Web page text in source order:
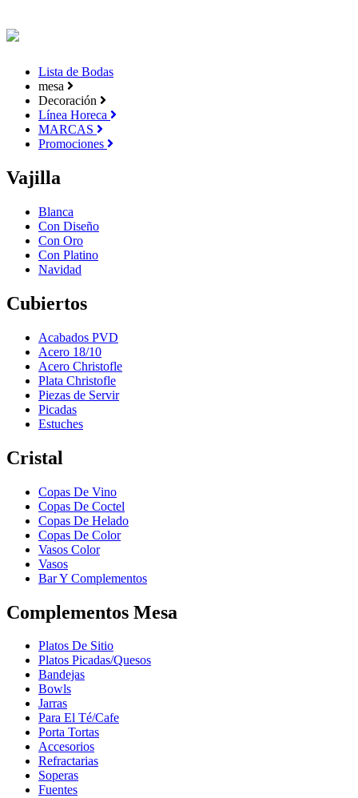
Lista de Bodas
mesa
Decoración
Línea Horeca
MARCAS
Promociones
Vajilla
Blanca
Con Diseño
Con Oro
Con Platino
Navidad
Cubiertos
Acabados PVD
Acero 18/10
Acero Christofle
Plata Christofle
Piezas de Servir
Picadas
Estuches
Cristal
Copas De Vino
Copas De Coctel
Copas De Helado
Copas De Color
Vasos Color
Vasos
Bar Y Complementos
Complementos Mesa
Platos De Sitio
Platos Picadas/Quesos
Bandejas
Bowls
Jarras
Para El Té/Cafe
Porta Tortas
Accesorios
Refractarias
Soperas
Fuentes